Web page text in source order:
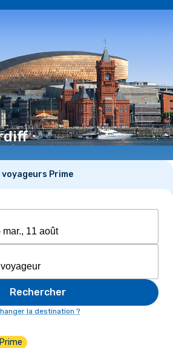
Prime
Rechercher
la destination ?